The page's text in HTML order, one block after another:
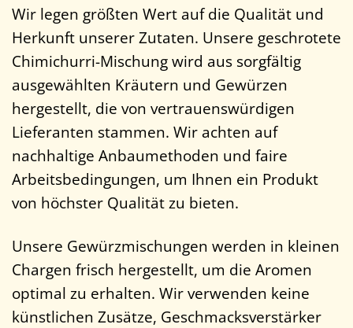
Wir legen größten Wert auf die Qualität und
Herkunft unserer Zutaten. Unsere geschrotete
Chimichurri-Mischung wird aus sorgfältig
ausgewählten Kräutern und Gewürzen
hergestellt, die von vertrauenswürdigen
Lieferanten stammen. Wir achten auf
nachhaltige Anbaumethoden und faire
Arbeitsbedingungen, um Ihnen ein Produkt
von höchster Qualität zu bieten.
Unsere Gewürzmischungen werden in kleinen
Chargen frisch hergestellt, um die Aromen
optimal zu erhalten. Wir verwenden keine
künstlichen Zusätze, Geschmacksverstärker